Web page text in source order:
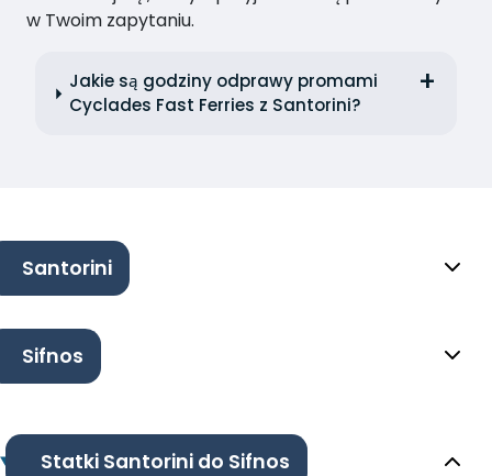
w Twoim zapytaniu.
Jakie są godziny odprawy promami
Cyclades Fast Ferries z Santorini?
Santorini
Sifnos
Statki Santorini do Sifnos